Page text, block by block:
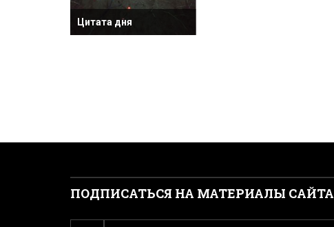
Цитата дня
ПОДПИСАТЬСЯ НА МАТЕРИАЛЫ САЙТА